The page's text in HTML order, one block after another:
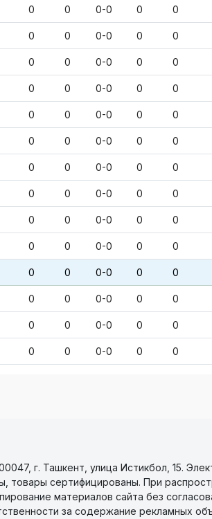
0 0 0-0 0 0
0 0 0-0 0 0
0 0 0-0 0 0
0 0 0-0 0 0
0 0 0-0 0 0
0 0 0-0 0 0
0 0 0-0 0 0
0 0 0-0 0 0
0 0 0-0 0 0
0 0 0-0 0 0
0 0 0-0 0 0
0 0 0-0 0 0
0 0 0-0 0 0
0 0 0-0 0 0
г. Ташкент, улица Истикбол, 15.
товары сертифицированы. При
материалов сайта без
за содержание рекламных